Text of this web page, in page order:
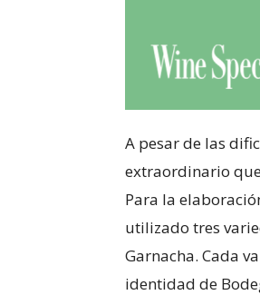
A pesar de las
extraordinario
Para la
utilizado tres
Garnacha. Cada
identidad de